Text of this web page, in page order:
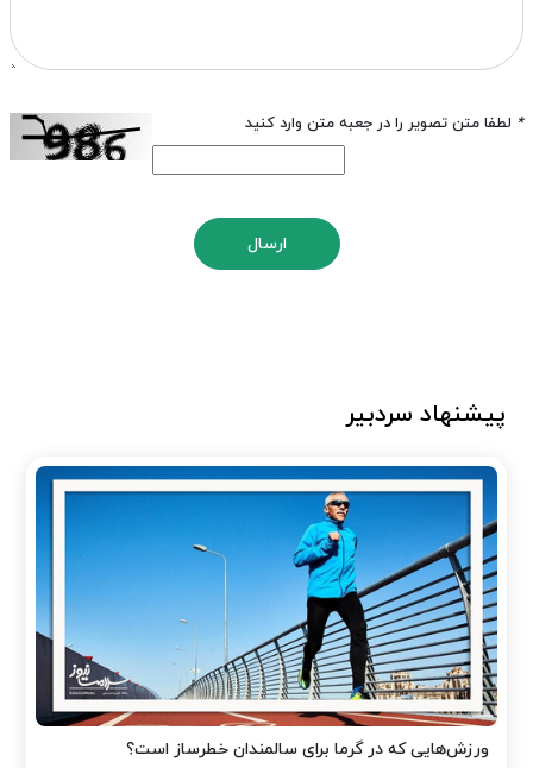
* لطفا متن تصویر را در جعبه متن وارد کنید
ارسال
پیشنهاد سردبیر
ورزش‌هایی که در گرما برای سالمندان خطرساز است؟